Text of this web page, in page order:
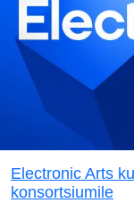
Electronic Arts
konsortsiumile